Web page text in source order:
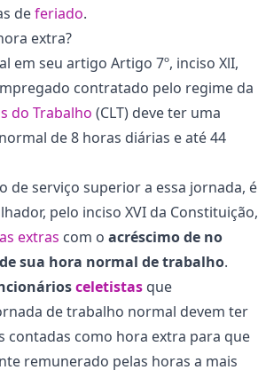
deferiado.
extra?
em seu artigo Artigo 7º, inciso XlI,
contratado pelo regime da
do Trabalho (CLT) deve ter uma
de 8 horas diárias e até 44
de serviço superior a essa jornada, é
pelo inciso XVI da Constituição,
extras com o acréscimo de no
sua hora normal de trabalho.
celetistas que
de trabalho normal devem ter
contadas como hora extra para que
remunerado pelas horas a mais